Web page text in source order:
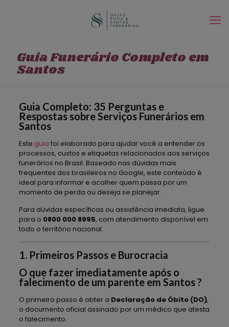
Guia Funerário Completo em
Santos
Guia Completo: 35 Perguntas e
Respostas sobre Serviços Funerários em
Santos
Este guia foi elaborado para ajudar você a entender os
processos, custos e etiquetas relacionados aos serviços
funerários no Brasil. Baseado nas dúvidas mais
frequentes dos brasileiros no Google, este conteúdo é
ideal para informar e acolher quem passa por um
momento de perda ou deseja se planejar.
Para dúvidas específicas ou assistência imediata, ligue
para o 0800 000 8995, com atendimento disponível em
todo o território nacional.
1. Primeiros Passos e Burocracia
O que fazer imediatamente após o
falecimento de um parente em Santos ?
O primeiro passo é obter a Declaração de Óbito (DO),
o documento oficial assinado por um médico que atesta
o falecimento.